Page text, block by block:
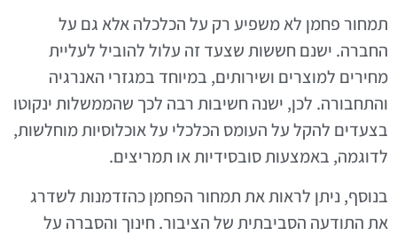
תמחור פחמן לא משפיע רק על הכלכלה אלא גם על
החברה. ישנם חששות שצעד זה עלול להוביל לעליית
מחירים למוצרים ושירותים, במיוחד במגזרי האנרגיה
והתחבורה. לכן, ישנה חשיבות רבה לכך שהממשלות ינקוטו
בצעדים להקל על העומס הכלכלי על אוכלוסיות מוחלשות,
לדוגמה, באמצעות סובסידיות או תמריצים.
בנוסף, ניתן לראות את תמחור הפחמן כהזדמנות לשדרג
את התודעה הסביבתית של הציבור. חינוך והסברה על